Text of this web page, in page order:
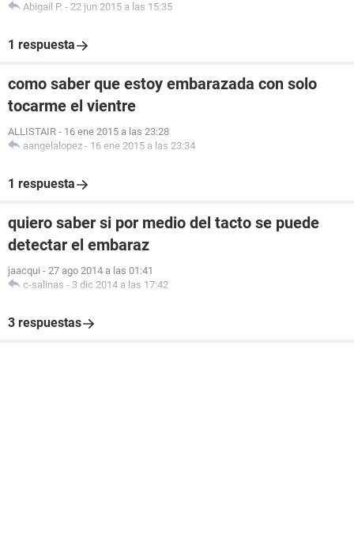
Abigail P. - 22 jun 2015 a las 15:35
1 respuesta
como saber que estoy embarazada con solo
tocarme el vientre
ALLISTAIR - 16 ene 2015 a las 23:28
aangelalopez - 16 ene 2015 a las 23:34
1 respuesta
quiero saber si por medio del tacto se puede
detectar el embaraz
jaacqui - 27 ago 2014 a las 01:41
c-salinas - 3 dic 2014 a las 17:42
3 respuestas